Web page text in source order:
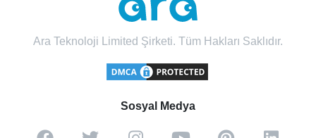
Ara Teknoloji Limited Şirketi. Tüm Hakları Saklıdır.
Sosyal Medya